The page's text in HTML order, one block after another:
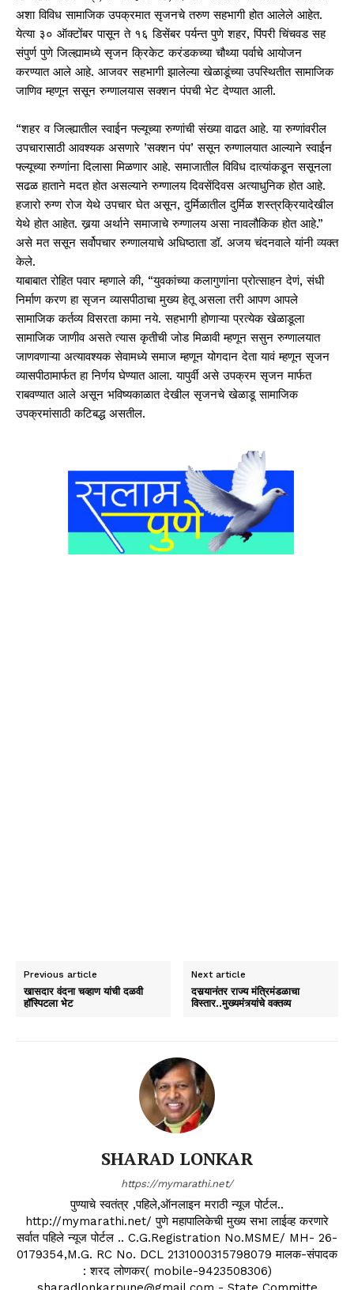
अशा विविध सामाजिक उपक्रमात सृजनचे तरुण सहभागी होत आलेले आहेत.
येत्या ३० ऑक्टोंबर पासून ते १६ डिसेंबर पर्यन्त पुणे शहर, पिंपरी चिंचवड सह
संपुर्ण पुणे जिल्ह्यामध्ये सृजन क्रिकेट करंडकच्या चौथ्या पर्वाचे आयोजन
करण्यात आले आहे. आजवर सहभागी झालेल्या खेळाडूंच्या उपस्थितीत सामाजिक
जाणिव म्हणून ससून रुग्णालयास सक्शन पंपची भेट देण्यात आली.
“शहर व जिल्ह्यातील स्वाईन फ्ल्यूच्या रुग्णांची संख्या वाढत आहे. या रुग्णांवरील
उपचारासाठी आवश्यक असणारे ’सक्शन पंप’ ससून रुग्णालयात आल्याने स्वाईन
फ्ल्यूच्या रुग्णांना दिलासा मिळणार आहे. समाजातील विविध दात्यांकडून ससूनला
सढळ हाताने मदत होत असल्याने रुग्णालय दिवसेंदिवस अत्याधुनिक होत आहे.
हजारो रुग्ण रोज येथे उपचार घेत असून, दुर्मिळातील दुर्मिळ शस्त्रक्रियादेखील
येथे होत आहेत. खर्‍या अर्थाने समाजाचे रुग्णालय असा नावलौकिक होत आहे.”
असे मत ससून सर्वोपचार रुग्णालयाचे अधिष्ठाता डॉ. अजय चंदनवाले यांनी व्यक्त
केले.
याबाबात रोहित पवार म्हणाले की, “युवकांच्या कलागुणांना प्रोत्साहन देणं, संधी
निर्माण करण हा सृजन व्यासपीठाचा मुख्य हेतू असला तरी आपण आपले
सामाजिक कर्तव्य विसरता कामा नये. सहभागी होणाऱ्या प्रत्येक खेळाडूला
सामाजिक जाणीव असते त्यास कृतीची जोड मिळावी म्हणून ससुन रुग्णालयात
जाणवणाऱ्या अत्यावश्यक सेवामध्ये समाज म्हणून योगदान देता यावं म्हणून सृजन
व्यासपीठामार्फत हा निर्णय घेण्यात आला. यापुर्वी असे उपक्रम सृजन मार्फत
राबवण्यात आले असून भविष्यकाळात देखील सृजनचे खेळाडू सामाजिक
उपक्रमांसाठी कटिबद्ध असतील.
Previous article
खासदार वंदना चव्हाण यांची दळवी
हॉस्पिटला भेट
Next article
दसर्‍यानंतर राज्य मंत्रिमंडळाचा
विस्तार..मुख्यमंत्र्यांचे वक्तव्य
SHARAD LONKAR
https://mymarathi.net/
पुण्याचे स्वतंत्र ,पहिले,ऑनलाइन मराठी न्यूज पोर्टल..
http://mymarathi.net/ पुणे महापालिकेची मुख्य सभा लाईव्ह करणारे
सर्वात पहिले न्यूज पोर्टल .. C.G.Registration No.MSME/ MH- 26-
0179354,M.G. RC No. DCL 2131000315798079 मालक-संपादक
: शरद लोणकर( mobile-9423508306)